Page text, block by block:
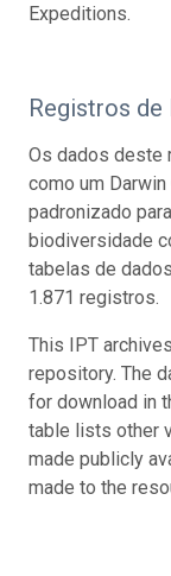
Expeditions.
Registros de
Os dados deste
como um
padronizado
biodiversidade
tabelas de
1.871 registros.
This IPT
repository. The
for download in
table lists other
made publicly
made to the